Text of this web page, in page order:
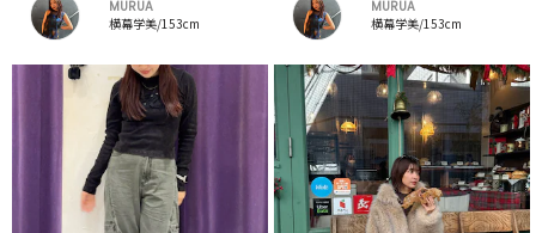
MURUA
横幕学美/153cm
MURUA
横幕学美/153cm